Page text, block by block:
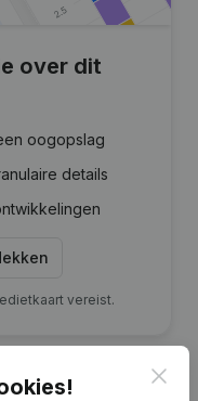
over dit
oogopslag
details
vereist.